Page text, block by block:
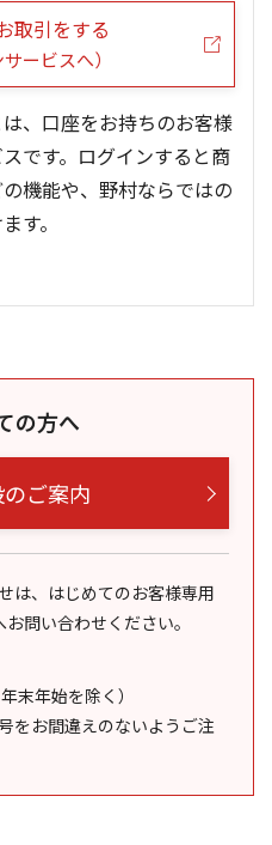
取引をする
ービスへ）
、口座をお持ちのお客様
です。ログインすると商
機能や、野村ならではの
す。
の方へ
ご案内
は、はじめてのお客様専用
お問い合わせください。
末年始を除く）
をお間違えのないようご注